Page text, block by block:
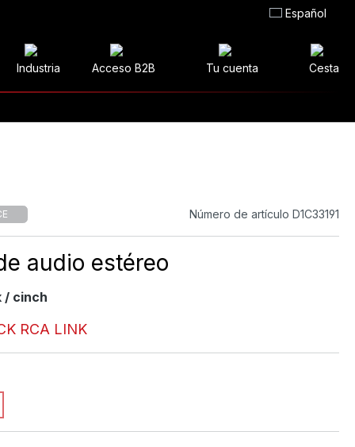
Español
Industria Acceso B2B Tu cuenta Cesta
Número de artículo D1C33191
audio estéreo
/ cinch
RCA LINK